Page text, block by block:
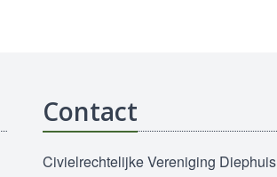
Contact
Civielrechtelijke Vereniging Diephuis